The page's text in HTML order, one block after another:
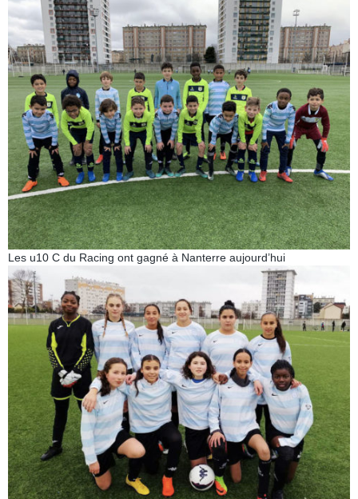
Les u10 C du Racing ont gagné à Nanterre aujourd’hui